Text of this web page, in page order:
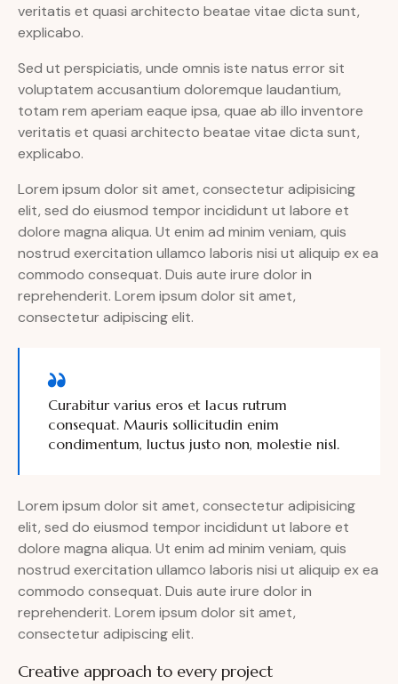
veritatis et quasi architecto beatae vitae dicta sunt,
explicabo.
Sed ut perspiciatis, unde omnis iste natus error sit
voluptatem accusantium doloremque laudantium,
totam rem aperiam eaque ipsa, quae ab illo inventore
veritatis et quasi architecto beatae vitae dicta sunt,
explicabo.
Lorem ipsum dolor sit amet, consectetur adipisicing
elit, sed do eiusmod tempor incididunt ut labore et
dolore magna aliqua. Ut enim ad minim veniam, quis
nostrud exercitation ullamco laboris nisi ut aliquip ex ea
commodo consequat. Duis aute irure dolor in
reprehenderit. Lorem ipsum dolor sit amet,
consectetur adipiscing elit.
Curabitur varius eros et lacus rutrum
consequat. Mauris sollicitudin enim
condimentum, luctus justo non, molestie nisl.
Lorem ipsum dolor sit amet, consectetur adipisicing
elit, sed do eiusmod tempor incididunt ut labore et
dolore magna aliqua. Ut enim ad minim veniam, quis
nostrud exercitation ullamco laboris nisi ut aliquip ex ea
commodo consequat. Duis aute irure dolor in
reprehenderit. Lorem ipsum dolor sit amet,
consectetur adipiscing elit.
Creative approach to every project